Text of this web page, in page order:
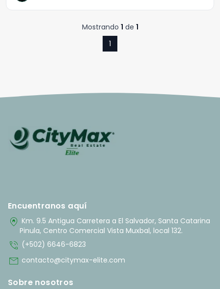
Mostrando 1 de 1
1
Encuentranos aquí
home_pin Km. 9.5 Antigua Carretera a El Salvador, Santa Catarina
Pinula, Centro Comercial Vista Muxbal, local 132.
phone_in_talk (+502) 6646-6823
mail contacto@citymax-elite.com
Sobre nosotros